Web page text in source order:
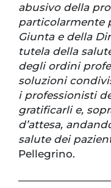
abusivo della
particolarmente
Giunta e della
tutela della
degli ordini
soluzioni
i professionisti
gratificarli e,
d’attesa,
salute dei
Pellegrino.